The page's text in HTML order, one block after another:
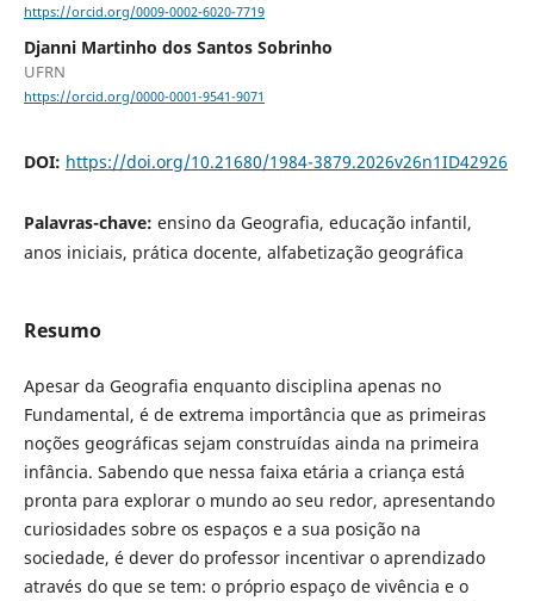
https://orcid.org/0009-0002-6020-7719
Djanni Martinho dos Santos Sobrinho
UFRN
https://orcid.org/0000-0001-9541-9071
DOI: https://doi.org/10.21680/1984-3879.2026v26n1ID42926
Palavras-chave: ensino da Geografia, educação infantil,
anos iniciais, prática docente, alfabetização geográfica
Resumo
Apesar da Geografia enquanto disciplina apenas no
Fundamental, é de extrema importância que as primeiras
noções geográficas sejam construídas ainda na primeira
infância. Sabendo que nessa faixa etária a criança está
pronta para explorar o mundo ao seu redor, apresentando
curiosidades sobre os espaços e a sua posição na
sociedade, é dever do professor incentivar o aprendizado
através do que se tem: o próprio espaço de vivência e o